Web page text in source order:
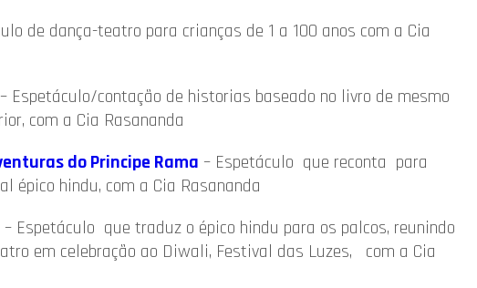
de dança-teatro para crianças de 1 a 100 anos com a Cia
– Espetáculo/contação de historias baseado no livro de mesmo
com a Cia Rasananda
do Principe Rama – Espetáculo que reconta para
épico hindu, com a Cia Rasananda
– Espetáculo que traduz o épico hindu para os palcos, reunindo
em celebração ao Diwali, Festival das Luzes, com a Cia